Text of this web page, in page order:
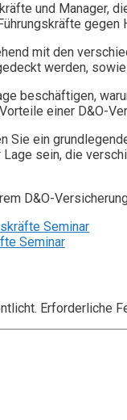
und Manager,
mit den
werden,
beschäftigen,
einer D&O-
Sie ein
Lage sein, die
D&O-
Seminar
Seminar
Erforderliche